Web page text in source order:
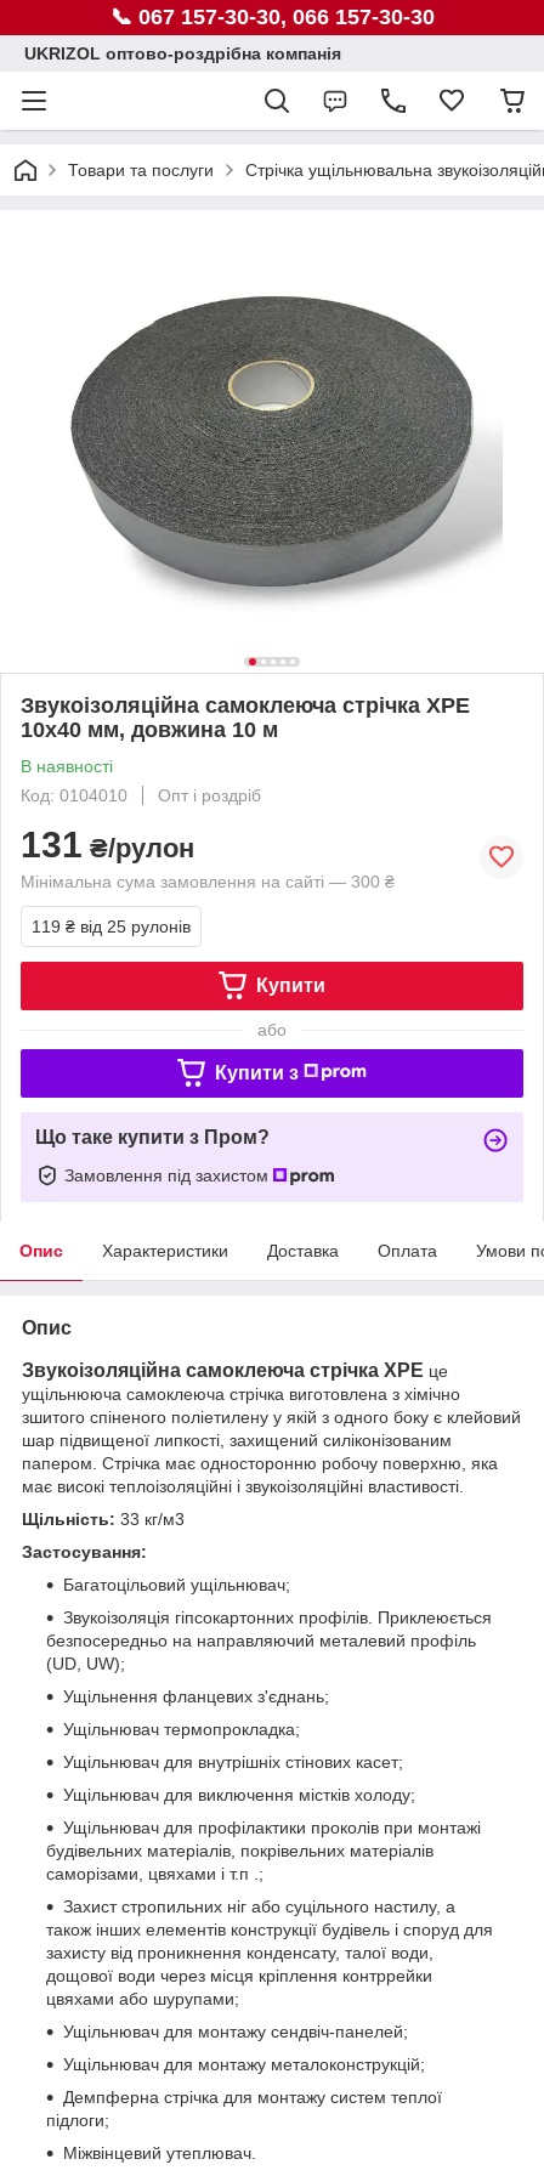
📞 067 157-30-30, 066 157-30-30
UKRIZOL оптово-роздрібна компанія
Товари та послуги Стрічка ущільнювальна
Звукоізоляційна самоклеюча стрічка XPE
10х40 мм, довжина 10 м
В наявності
Код: 0104010
Опт і роздріб
131 ₴/рулон
Мінімальна сума замовлення на сайті — 300 ₴
119 ₴ від 25 рулонів
Купити
або
Купити з
Що таке купити з Пром?
Замовлення під захистом
Опис Характеристики Доставка Оплата Умови
Опис
Звукоізоляційна самоклеюча стрічка XPE це
ущільнююча самоклеюча стрічка виготовлена з хімічно
зшитого спіненого поліетилену у якій з одного боку є клейовий
шар підвищеної липкості, захищений силіконізованим
папером. Стрічка має односторонню робочу поверхню, яка
має високі теплоізоляційні і звукоізоляційні властивості.
Щільність: 33 кг/м3
Застосування:
Багатоцільовий ущільнювач;
Звукоізоляція гіпсокартонних профілів. Приклеюється
безпосередньо на направляючий металевий профіль
(UD, UW);
Ущільнення фланцевих з'єднань;
Ущільнювач термопрокладка;
Ущільнювач для внутрішніх стінових касет;
Ущільнювач для виключення містків холоду;
Ущільнювач для профілактики проколів при монтажі
будівельних матеріалів, покрівельних матеріалів
саморізами, цвяхами і т.п .;
Захист стропильних ніг або суцільного настилу, а
також інших елементів конструкції будівель і споруд для
захисту від проникнення конденсату, талої води,
дощової води через місця кріплення контррейки
цвяхами або шурупами;
Ущільнювач для монтажу сендвіч-панелей;
Ущільнювач для монтажу металоконструкцій;
Демпферна стрічка для монтажу систем теплої
підлоги;
Міжвінцевий утеплювач.